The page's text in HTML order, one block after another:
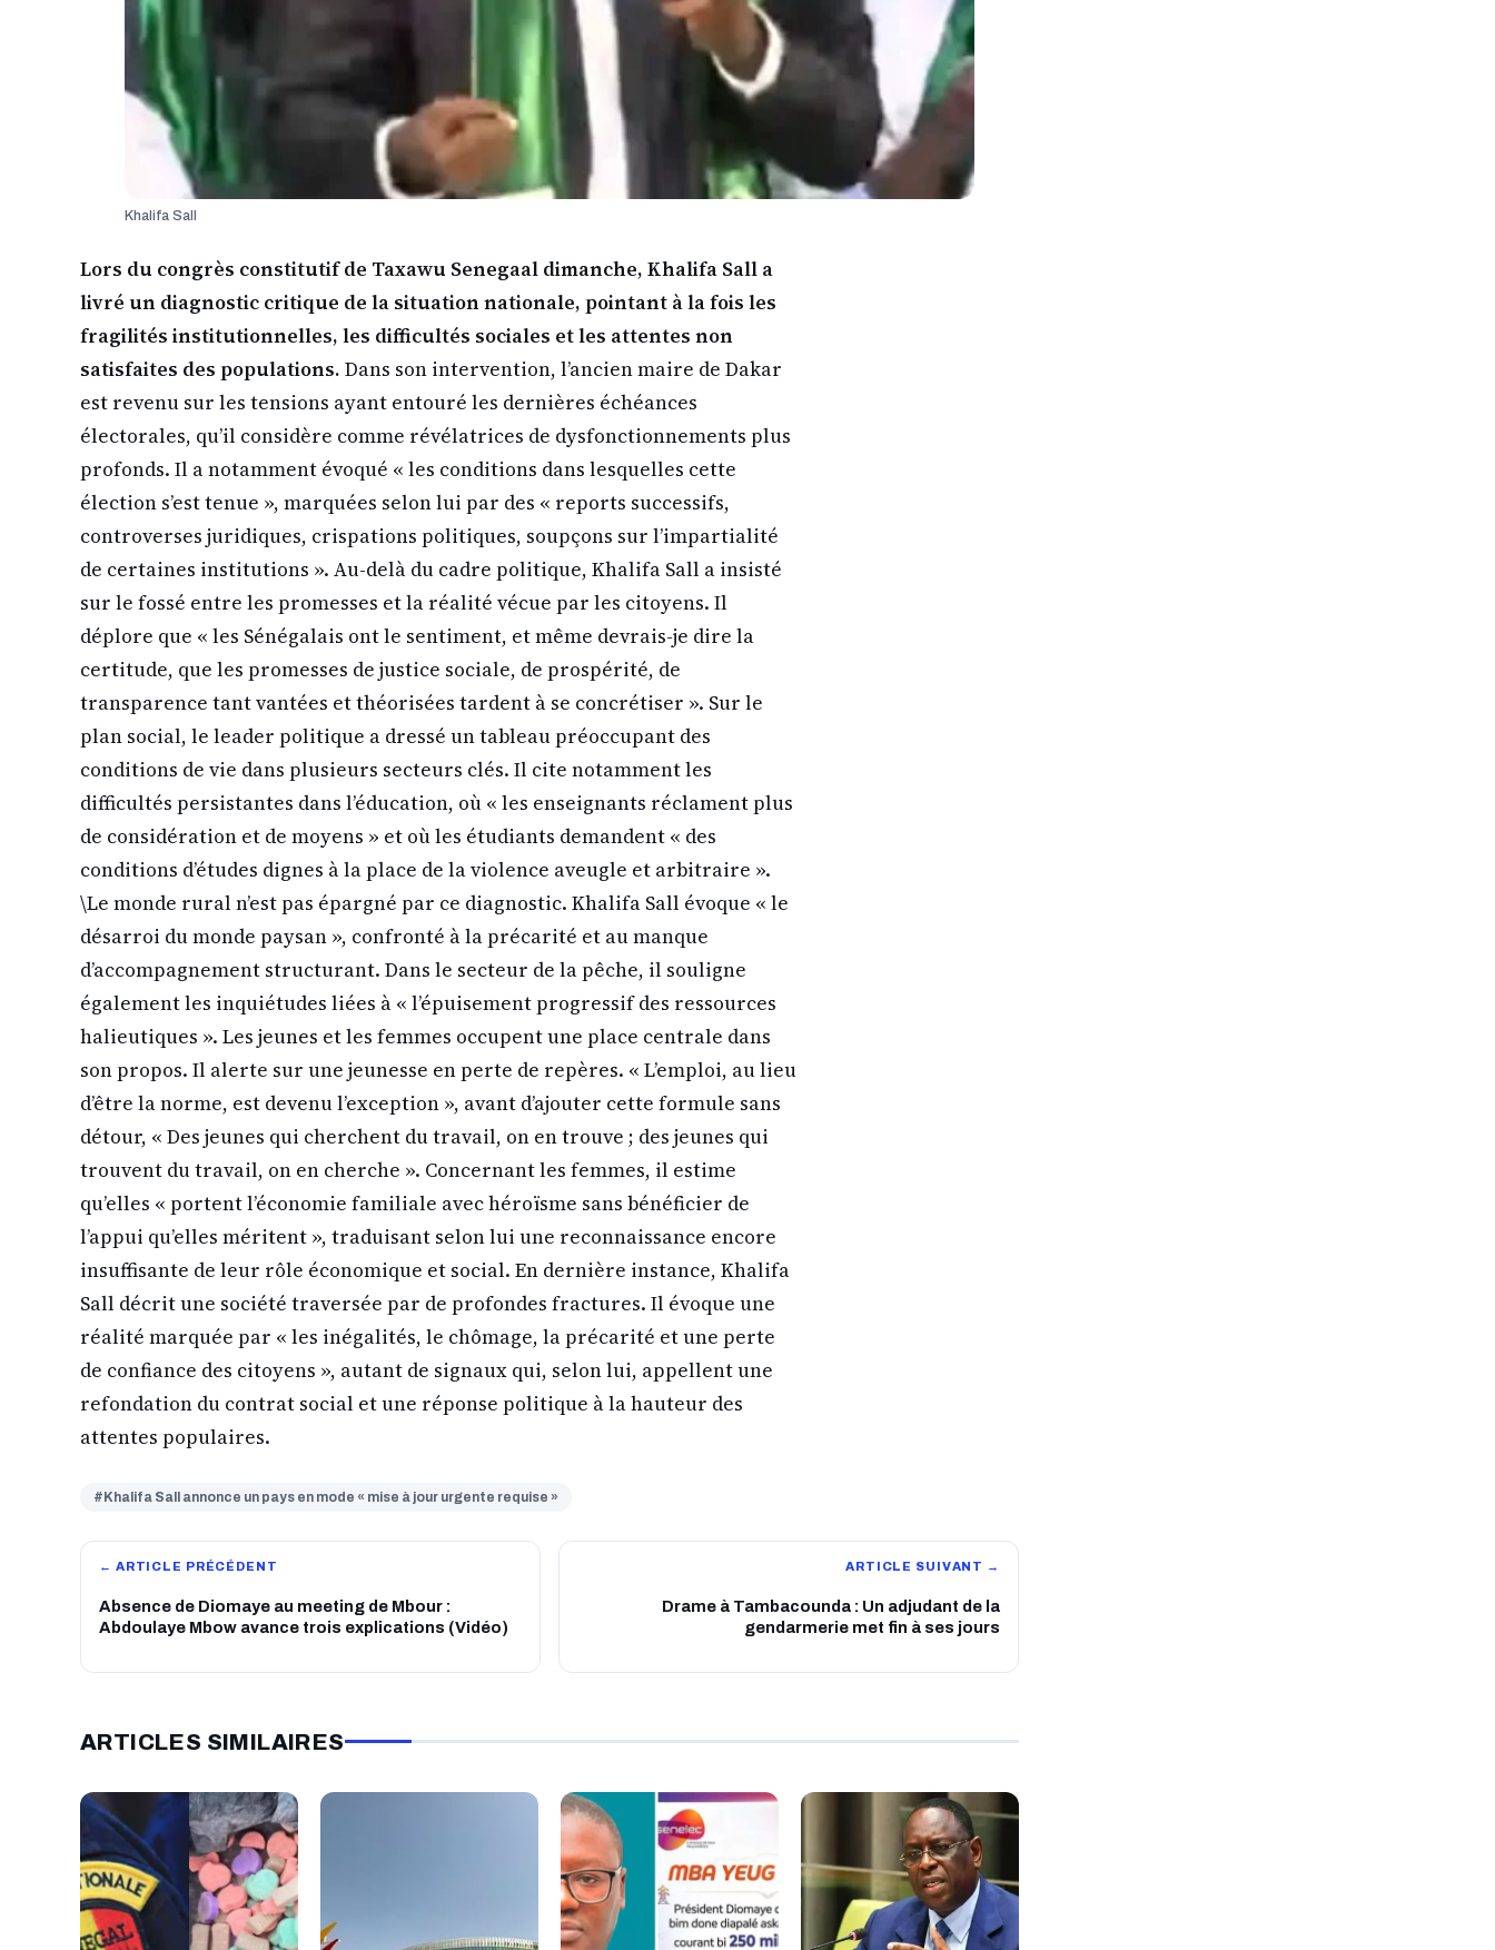
Khalifa Sall
Lors du congrès constitutif de Taxawu Senegaal dimanche, Khalifa Sall a
livré un diagnostic critique de la situation nationale, pointant à la fois les
fragilités institutionnelles, les difficultés sociales et les attentes non
satisfaites des populations. Dans son intervention, l’ancien maire de Dakar
est revenu sur les tensions ayant entouré les dernières échéances
électorales, qu’il considère comme révélatrices de dysfonctionnements plus
profonds. Il a notamment évoqué « les conditions dans lesquelles cette
élection s’est tenue », marquées selon lui par des « reports successifs,
controverses juridiques, crispations politiques, soupçons sur l’impartialité
de certaines institutions ». Au-delà du cadre politique, Khalifa Sall a insisté
sur le fossé entre les promesses et la réalité vécue par les citoyens. Il
déplore que « les Sénégalais ont le sentiment, et même devrais-je dire la
certitude, que les promesses de justice sociale, de prospérité, de
transparence tant vantées et théorisées tardent à se concrétiser ». Sur le
plan social, le leader politique a dressé un tableau préoccupant des
conditions de vie dans plusieurs secteurs clés. Il cite notamment les
difficultés persistantes dans l’éducation, où « les enseignants réclament plus
de considération et de moyens » et où les étudiants demandent « des
conditions d’études dignes à la place de la violence aveugle et arbitraire ».
\Le monde rural n’est pas épargné par ce diagnostic. Khalifa Sall évoque « le
désarroi du monde paysan », confronté à la précarité et au manque
d’accompagnement structurant. Dans le secteur de la pêche, il souligne
également les inquiétudes liées à « l’épuisement progressif des ressources
halieutiques ». Les jeunes et les femmes occupent une place centrale dans
son propos. Il alerte sur une jeunesse en perte de repères. « L’emploi, au lieu
d’être la norme, est devenu l’exception », avant d’ajouter cette formule sans
détour, « Des jeunes qui cherchent du travail, on en trouve ; des jeunes qui
trouvent du travail, on en cherche ». Concernant les femmes, il estime
qu’elles « portent l’économie familiale avec héroïsme sans bénéficier de
l’appui qu’elles méritent », traduisant selon lui une reconnaissance encore
insuffisante de leur rôle économique et social. En dernière instance, Khalifa
Sall décrit une société traversée par de profondes fractures. Il évoque une
réalité marquée par « les inégalités, le chômage, la précarité et une perte
de confiance des citoyens », autant de signaux qui, selon lui, appellent une
refondation du contrat social et une réponse politique à la hauteur des
attentes populaires.
#Khalifa Sall annonce un pays en mode « mise à jour urgente requise »
← ARTICLE PRÉCÉDENT
Absence de Diomaye au meeting de Mbour :
Abdoulaye Mbow avance trois explications (Vidéo)
ARTICLE SUIVANT →
Drame à Tambacounda : Un adjudant de la
gendarmerie met fin à ses jours
ARTICLES SIMILAIRES